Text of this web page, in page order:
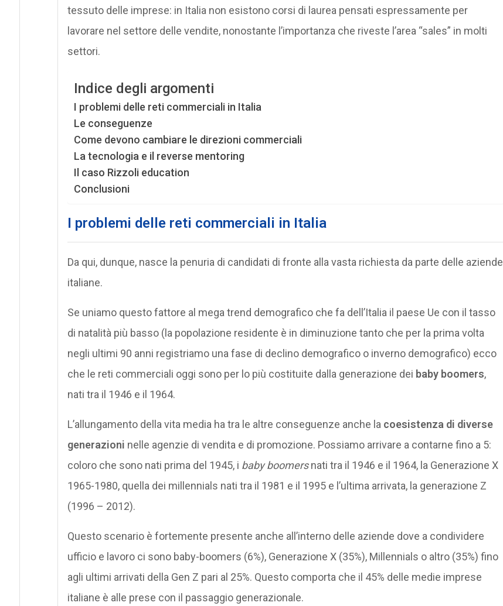
tessuto delle imprese: in Italia non esistono corsi di laurea pensati espressamente per
lavorare nel settore delle vendite, nonostante l’importanza che riveste l’area “sales” in molti
settori.
Indice degli argomenti
I problemi delle reti commerciali in Italia
Le conseguenze
Come devono cambiare le direzioni commerciali
La tecnologia e il reverse mentoring
Il caso Rizzoli education
Conclusioni
I problemi delle reti commerciali in Italia
Da qui, dunque, nasce la penuria di candidati di fronte alla vasta richiesta da parte delle aziende
italiane.
Se uniamo questo fattore al mega trend demografico che fa dell’Italia il paese Ue con il tasso
di natalità più basso (la popolazione residente è in diminuzione tanto che per la prima volta
negli ultimi 90 anni registriamo una fase di declino demografico o inverno demografico) ecco
che le reti commerciali oggi sono per lo più costituite dalla generazione dei baby boomers,
nati tra il 1946 e il 1964.
L’allungamento della vita media ha tra le altre conseguenze anche la coesistenza di diverse
generazioni nelle agenzie di vendita e di promozione. Possiamo arrivare a contarne fino a 5:
coloro che sono nati prima del 1945, i baby boomersnati tra il 1946 e il 1964, la Generazione X
1965-1980, quella dei millennials nati tra il 1981 e il 1995 e l’ultima arrivata, la generazione Z
(1996 – 2012).
Questo scenario è fortemente presente anche all’interno delle aziende dove a condividere
ufficio e lavoro ci sono baby-boomers (6%), Generazione X (35%), Millennials o altro (35%) fino
agli ultimi arrivati della Gen Z pari al 25%. Questo comporta che il 45% delle medie imprese
italiane è alle prese con il passaggio generazionale.